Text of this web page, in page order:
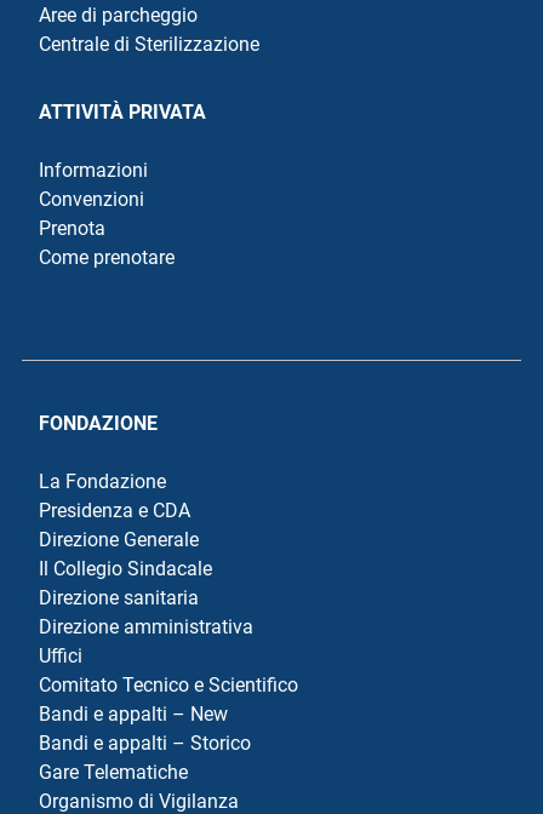
Aree di parcheggio
Centrale di Sterilizzazione
ATTIVITÀ PRIVATA
Informazioni
Convenzioni
Prenota
Come prenotare
FONDAZIONE
La Fondazione
Presidenza e CDA
Direzione Generale
Il Collegio Sindacale
Direzione sanitaria
Direzione amministrativa
Uffici
Comitato Tecnico e Scientifico
Bandi e appalti – New
Bandi e appalti – Storico
Gare Telematiche
Organismo di Vigilanza